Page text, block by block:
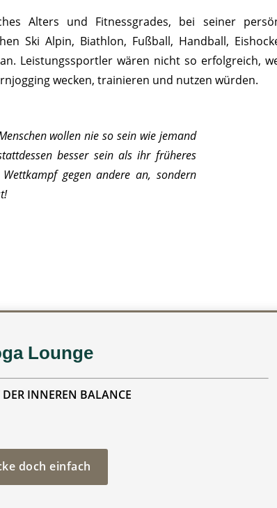
Alters und Fitnessgrades, bei seiner
Ski Alpin, Biathlon, Fußball, Handball,
Leistungssportler wären nicht so erfolgreich,
wecken, trainieren und nutzen würden.
wollen nie so sein wie jemand
besser sein als ihr früheres
gegen andere an, sondern
Lounge
INNEREN BALANCE
doch einfach